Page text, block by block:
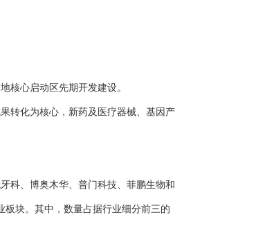
核心启动区先期开发建设。
转化为核心，新药及医疗器械、基因产
科、博奥木华、普门科技、菲鹏生物和
块。其中，数量占据行业细分前三的